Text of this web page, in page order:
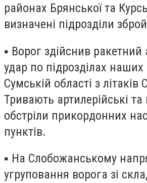
районах Брянської та
визначені підрозділи
▪️ Ворог здійснив ракетний
удар по підрозділах наших
Сумській області з
Тривають артилерійські та
обстріли прикордонних
пунктів.
▪️ На Слобожанському
угруповання ворога зі